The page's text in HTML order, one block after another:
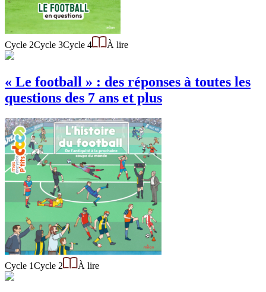
Cycle 2Cycle 3Cycle 4 À lire
« Le football » : des réponses à toutes les
questions des 7 ans et plus
Cycle 1Cycle 2 À lire